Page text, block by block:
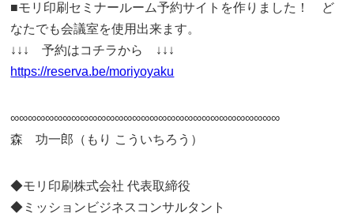
■モリ印刷セミナールーム予約サイトを作りました！ ど
なたでも会議室を使用出来ます。
↓↓↓ 予約はコチラから ↓↓↓
https://reserva.be/moriyoyaku
∞∞∞∞∞∞∞∞∞∞∞∞∞∞∞∞∞∞∞∞∞∞∞∞∞∞∞∞∞∞∞
森 功一郎（もり こういちろう）
◆モリ印刷株式会社 代表取締役
◆ミッションビジネスコンサルタント